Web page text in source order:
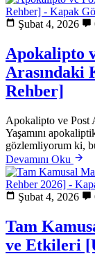
Şubat 4, 2026
Apokalipto
Rehber]
Apokalipto ve Post
Yaşamını
gözlemliyorum ki,
Devamını Oku
Şubat 4, 2026
Tam
ve Etkileri